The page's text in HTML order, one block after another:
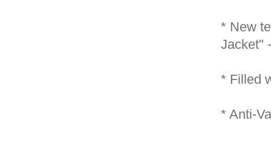
* New
Jacket"
* Filled
* Anti-